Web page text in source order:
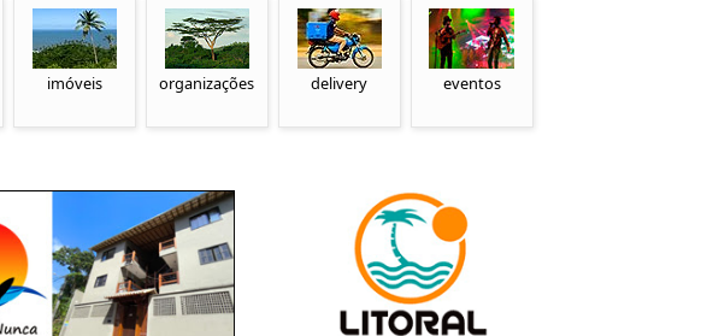
imóveis organizações delivery eventos